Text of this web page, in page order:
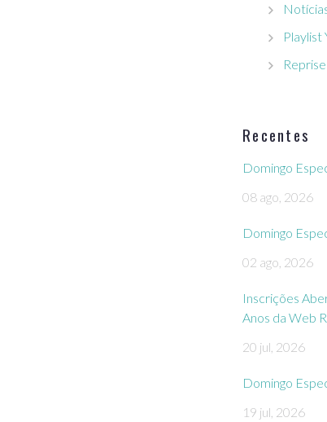
Playlist
Reprise
Recentes
Domingo
08 ago, 2026
Domingo
02 ago, 2026
Inscrições
Anos da Web
20 jul, 2026
Domingo
19 jul, 2026